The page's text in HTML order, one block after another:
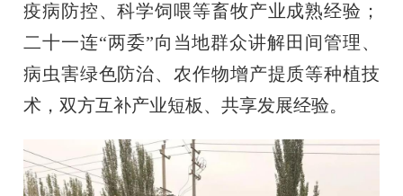
疫病防控、科学饲喂等畜牧产业成熟经验；
二十一连“两委”向当地群众讲解田间管理、
病虫害绿色防治、农作物增产提质等种植技
术，双方互补产业短板、共享发展经验。